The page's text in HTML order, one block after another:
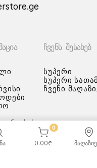
ᲩᲕᲔᲜᲡ ᲨᲔᲡᲐᲮᲔᲑ
სუპერი
სუპერი
ჩვენი
0
0.00₾